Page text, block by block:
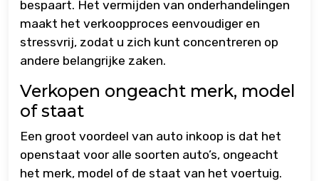
bespaart. Het vermijden van onderhandelingen
maakt het verkoopproces eenvoudiger en
stressvrij, zodat u zich kunt concentreren op
andere belangrijke zaken.
Verkopen ongeacht merk, model
of staat
Een groot voordeel van auto inkoop is dat het
openstaat voor alle soorten auto’s, ongeacht
het merk, model of de staat van het voertuig.